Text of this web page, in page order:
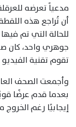
مدعياً تعرضه
أن تُراجع هذه
للحالة التي تم
جوهري واحد، كان
تقوم تقنية الفيديو
وأجمعت الصحف
بعدما قدم عرضًا
إيجابيًا رغم الخروج